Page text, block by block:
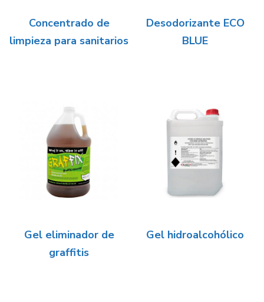
Concentrado de
limpieza para sanitarios
Desodorizante ECO
BLUE
Gel eliminador de
graffitis
Gel hidroalcohólico